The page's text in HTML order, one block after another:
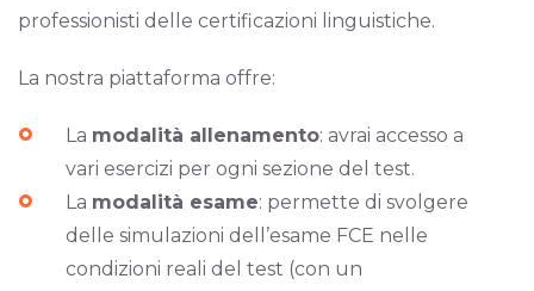
professionisti delle certificazioni linguistiche.
La nostra piattaforma offre:
La modalità allenamento: avrai accesso a
vari esercizi per ogni sezione del test.
La modalità esame: permette di svolgere
delle simulazioni dell’esame FCE nelle
condizioni reali del test (con un